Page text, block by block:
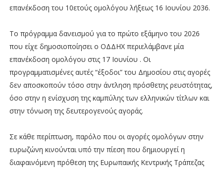
επανέκδοση του 10ετούς ομολόγου λήξεως 16 Ιουνίου 2036.
Το πρόγραμμα δανεισμού για το πρώτο εξάμηνο του 2026
που είχε δημοσιοποίησει ο ΟΔΔΗΧ περιελάμβανε μία
επανέκδοση ομολόγου στις 17 Ιουνίου . Οι
προγραμματισμένες αυτές “έξοδοι” του Δημοσίου στις αγορές
δεν αποσκοπούν τόσο στην άντληση πρόσθετης ρευστότητας,
όσο στην η ενίσχυση της καμπύλης των ελληνικών τίτλων και
στην τόνωση της δευτερογενούς αγοράς.
Σε κάθε περίπτωση, παρόλο που οι αγορές ομολόγων στην
ευρωζώνη κινούνται υπό την πίεση που δημιουργεί η
διαφαινόμενη πρόθεση της Ευρωπαικής Κεντρικής Τράπεζας